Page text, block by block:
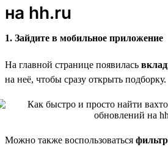
на hh.ru
1. Зайдите в мобильное приложение
На главной странице появилась
на неё, чтобы сразу открыть подборку.
Можно также воспользоваться